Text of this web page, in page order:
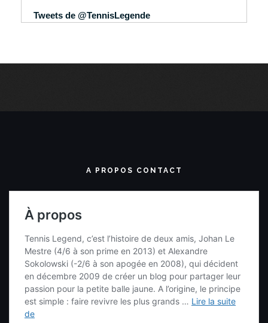
Tweets de @TennisLegende
A PROPOS CONTACT